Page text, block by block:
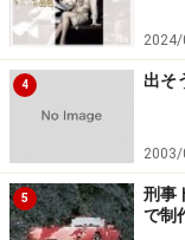
4 出そ
5
刑事
で制